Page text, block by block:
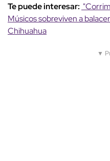
Te puede interesar:
Músicos sobreviven a
Chihuahua
▼